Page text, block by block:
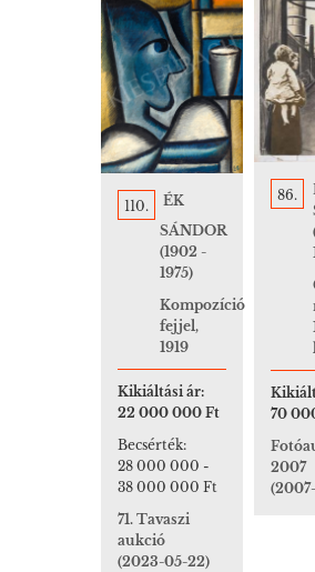
110.
ÉK
SÁNDOR
(1902 -
1975)
Kompozíció
fejjel,
1919
Kikiáltási ár:
22 000 000 Ft
Becsérték:
28 000 000 -
38 000 000 Ft
71. Tavaszi
aukció
(2023-05-22)
86.
70
2007
(2007-